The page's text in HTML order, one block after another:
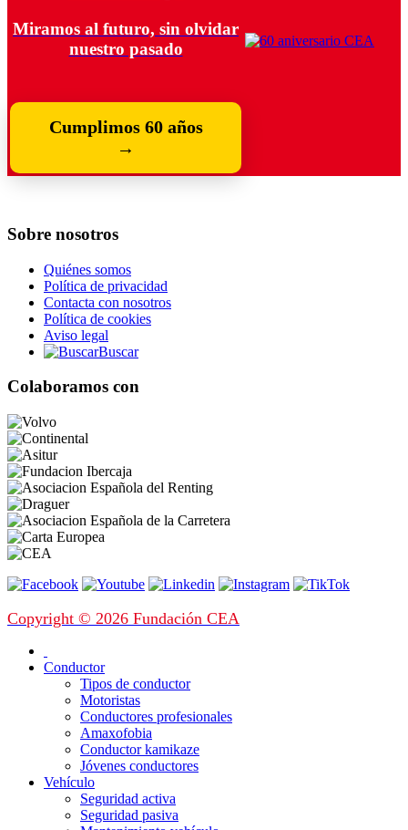
Miramos al futuro, sin olvidar
nuestro pasado
Cumplimos 60 años
→
Sobre nosotros
Quiénes somos
Política de privacidad
Contacta con nosotros
Política de cookies
Aviso legal
Buscar
Colaboramos con
Copyright © 2026 Fundación CEA
Conductor
Tipos de conductor
Motoristas
Conductores profesionales
Amaxofobia
Conductor kamikaze
Jóvenes conductores
Vehículo
Seguridad activa
Seguridad pasiva